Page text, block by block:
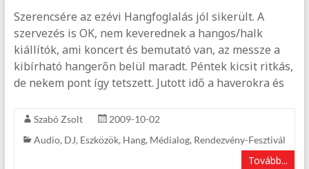
Szerencsére az ezévi Hangfoglalás jól sikerült. A
szervezés is OK, nem keverednek a hangos/halk
kiállítók, ami koncert és bemutató van, az messze a
kibírható hangerőn belül maradt. Péntek kicsit ritkás,
de nekem pont így tetszett. Jutott idő a haverokra és
Szabó Zsolt
2009-10-02
Audio, DJ, Eszközök, Hang, Médialog, Rendezvény-Fesztivál
Tovább...